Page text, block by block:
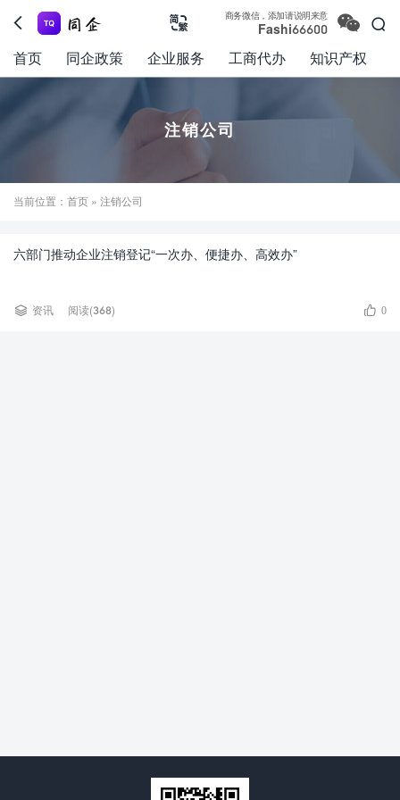
 
商务微信，添加请说明来意
Fashi66600 

首页 同企政策 企业服务 工商代办 知识产权
注销公司
当前位置： 首页 » 注销公司
六部门推动企业注销登记“一次办、便捷办、高效办”
 资讯 阅读(368)  0